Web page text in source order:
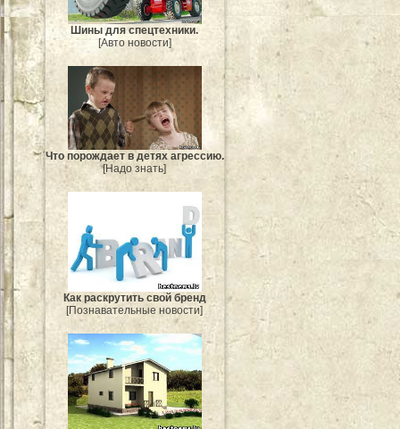
Шины для спецтехники.
[Авто новости]
Что порождает в детях агрессию.
[Надо знать]
Как раскрутить свой бренд
[Познавательные новости]